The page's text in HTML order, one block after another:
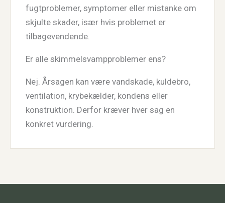
fugtproblemer, symptomer eller mistanke om
skjulte skader, især hvis problemet er
tilbagevendende.
Er alle skimmelsvampproblemer ens?
Nej. Årsagen kan være vandskade, kuldebro,
ventilation, krybekælder, kondens eller
konstruktion. Derfor kræver hver sag en
konkret vurdering.